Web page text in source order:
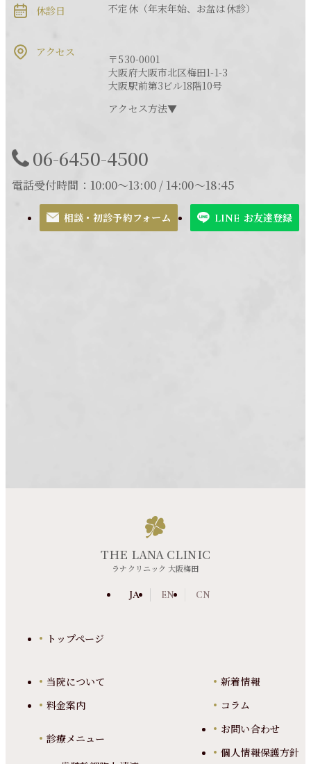
休診日 不定休（年末年始、お盆は休診）
アクセス
〒530-0001
大阪府大阪市北区梅田1-1-3
大阪駅前第3ビル18階10号
アクセス方法▼
06-6450-4500
電話受付時間：10:00～13:00 / 14:00～18:45
相談・初診予約フォーム LINE お友達登録
THE LANA CLINIC
ラナクリニック 大阪梅田
JA EN CN
トップページ
当院について
料金案内
診療メニュー
新着情報
コラム
お問い合わせ
個人情報保護方針